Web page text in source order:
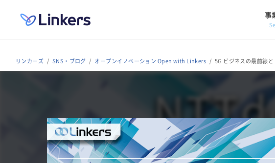
事
リンカーズ SNS・ブログ オープンイノベーション Open with Linkers 5G ビジネスの最前線